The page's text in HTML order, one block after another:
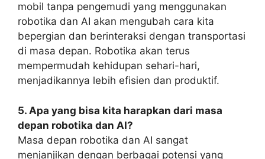
mobil tanpa pengemudi yang menggunakan
robotika dan AI akan mengubah cara kita
bepergian dan berinteraksi dengan transportasi
di masa depan. Robotika akan terus
mempermudah kehidupan sehari-hari,
menjadikannya lebih efisien dan produktif.
5. Apa yang bisa kita harapkan dari masa
depan robotika dan AI?
Masa depan robotika dan AI sangat
menjanjikan dengan berbagai potensi yang